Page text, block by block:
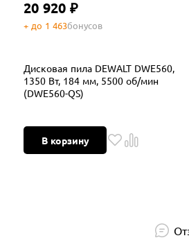
20 920 ₽
+ до 1 463бонусов
Дисковая пила DEWALT DWE560,
1350 Вт, 184 мм, 5500 об/мин
(DWE560-QS)
В корзину